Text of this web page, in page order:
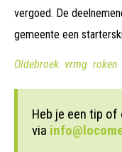
vergoed. De
gemeente een
Oldebroek vrmg roken
Heb je een tip
via